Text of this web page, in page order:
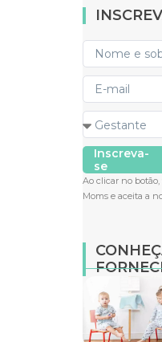
Inscreva-
se
Ao clicar no
Moms e aceita a